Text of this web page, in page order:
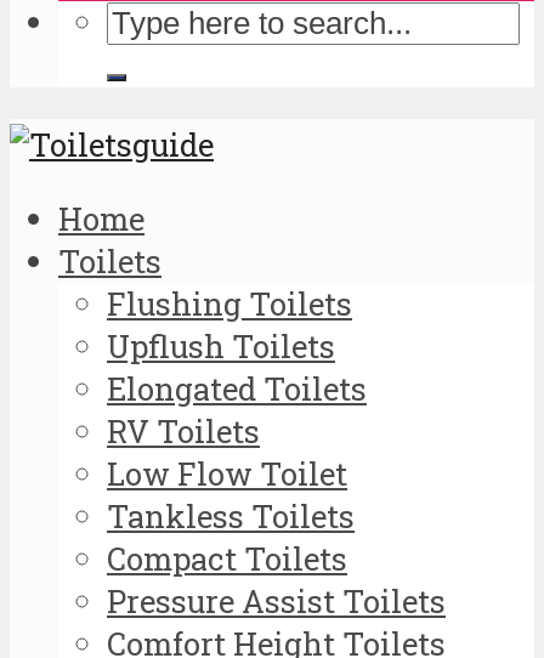
Home
Toilets
Flushing Toilets
Upflush Toilets
Elongated Toilets
RV Toilets
Low Flow Toilet
Tankless Toilets
Compact Toilets
Pressure Assist Toilets
Comfort Height Toilets